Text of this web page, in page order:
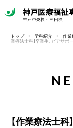
トップ 学科紹介 作業
業療法士科】卒業生、ピアサポ
【作業療法士科